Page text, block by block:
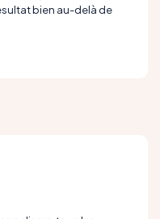
bien au-delà de